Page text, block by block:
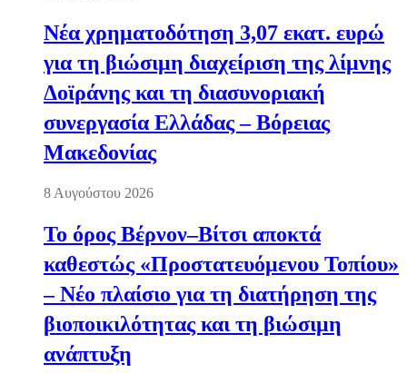
Νέα χρηματοδότηση 3,07 εκατ. ευρώ
για τη βιώσιμη διαχείριση της λίμνης
Δοϊράνης και τη διασυνοριακή
συνεργασία Ελλάδας – Βόρειας
Μακεδονίας
8 Αυγούστου 2026
Το όρος Βέρνον–Βίτσι αποκτά
καθεστώς «Προστατευόμενου Τοπίου»
– Νέο πλαίσιο για τη διατήρηση της
βιοποικιλότητας και τη βιώσιμη
ανάπτυξη